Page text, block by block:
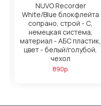
NUVO Recorder
White/Blue блокфлейта
сопрано, строй - С,
немецкая система,
материал - АБС пластик,
цвет - белый/голубой,
чехол
890р.